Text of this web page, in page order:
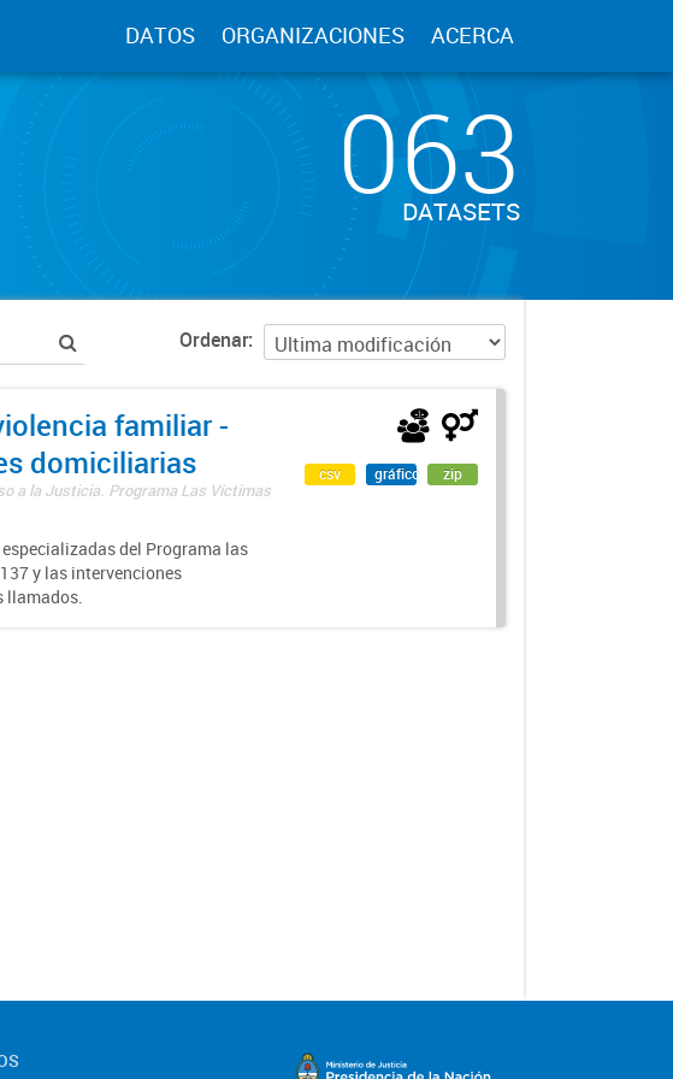
DATOS ORGANIZACIONES ACERCA
063
DATASETS
Ordenar
familiar -
domiciliarias
a la Justicia. Programa Las Víctimas
del Programa las
y las intervenciones
csv gráfico zip